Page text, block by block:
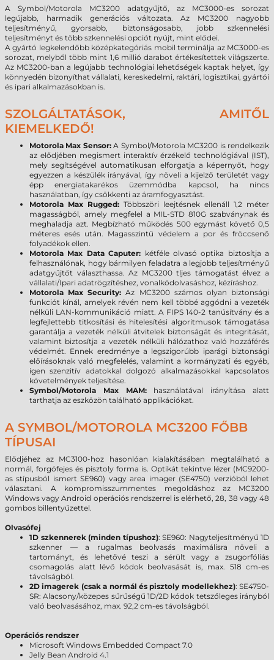
A Symbol/Motorola MC3200 adatgyűjtő, az MC3000-es sorozat
legújabb, harmadik generációs változata. Az MC3200 nagyobb
teljesítményű, gyorsabb, biztonságosabb, jobb szkennelési
teljesítményt és több szkennelési opciót nyújt, mint elődei.
A gyártó legkelendőbb középkategóriás mobil terminálja az MC3000-es
sorozat, melyből több mint 1,6 millió darabot értékesítettek világszerte.
Az MC3200-ban a legújabb technológiai lehetőségek kaptak helyet, így
könnyedén bizonyíthat vállalati, kereskedelmi, raktári, logisztikai, gyártói
és ipari alkalmazásokban is.
SZOLGÁLTATÁSOK, AMITŐL
KIEMELKEDŐ!
Motorola Max Sensor:A Symbol/Motorola MC3200 is rendelkezik
az elődjében megismert interaktív érzékelő technológiával (IST),
mely segítségével automatikusan elforgatja a képernyőt, hogy
egyezzen a készülék irányával, így növeli a kijelző területét vagy
épp energiatakarékos üzemmódba kapcsol, ha nincs
használatban, így csökkenti az áramfogyasztást.
Motorola Max Rugged: Többszöri leejtésnek ellenáll 1,2 méter
magasságból, amely megfelel a MIL-STD 810G szabványnak és
meghaladja azt. Megbízható működés 500 egymást követő 0,5
méteres esés után. Magasszintű védelem a por és fröccsenő
folyadékok ellen.
Motorola Max Data Caputer: kétféle olvasó optika biztosítja a
felhasználónak, hogy bármilyen feladatra a legjobb teljesítményű
adatgyűjtőt választhassa. Az MC3200 tljes támogatást élvez a
vállalati/Ipari adatrögzítéshez, vonalkódolvasáshoz, kézíráshoz.
Motorola Max Security:Az MC3200 számos olyan biztonsági
funkciót kínál, amelyek révén nem kell többé aggódni a vezeték
nélküli LAN-kommunikáció miatt. A FIPS 140-2 tanúsítvány és a
legfejlettebb titkosítási és hitelesítési algoritmusok támogatása
garantálja a vezeték nélküli átvitelek biztonságát és integritását,
valamint biztosítja a vezeték nélküli hálózathoz való hozzáférés
védelmét. Ennek eredménye a legszigorúbb iparági biztonsági
előírásoknak való megfelelés, valamint a kormányzati és egyéb,
igen szenzitív adatokkal dolgozó alkalmazásokkal kapcsolatos
követelmények teljesítése.
Symbol/Motorola Max MAM:használatával irányítása alatt
tarthatja az eszközön található applikációkat.
A SYMBOL/MOTOROLA MC3200 FŐBB
TÍPUSAI
Elődjéhez az MC3100-hoz hasonlóan kialakításában megtalálható a
normál, forgófejes és pisztoly forma is. Optikát tekintve lézer (MC9200-
as stípusból ismert SE960) vagy area imager (SE4750) verzióból lehet
választani. A kompromisszummentes megoldáshoz az MC3200
Windows vagy Android operációs rendszerrel is elérhető, 28, 38 vagy 48
gombos billentyűzettel.
Olvasófej
1D szkennerek (minden típushoz): SE960: Nagyteljesítményű 1D
szkenner — a rugalmas beolvasás maximálisra növeli a
tartományt, és lehetővé teszi a sérült vagy a zsugorfóliás
csomagolás alatt lévő kódok beolvasását is, max. 518 cm-es
távolságból.
2D imagerek (csak a normál és pisztoly modellekhez): SE4750-
SR: Alacsony/közepes sűrűségű 1D/2D kódok tetszőleges irányból
való beolvasásához, max. 92,2 cm-es távolságból.
Operációs rendszer
Microsoft Windows Embedded Compact 7.0
Jelly Bean Android 4.1